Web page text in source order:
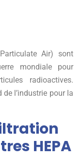
Air) sont
mondiale pour
radioactives.
l’industrie pour la
HEPA